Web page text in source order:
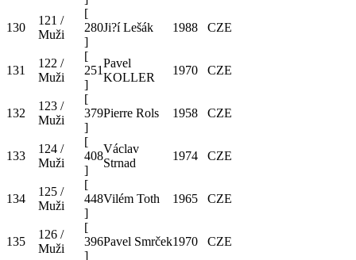
130
121 /
Muži
[
280
]
Ji?í Lešák 1988 CZE
131
122 /
Muži
[
251
]
Pavel
KOLLER
1970 CZE
132
123 /
Muži
[
379
]
Pierre Rols 1958 CZE
133
124 /
Muži
[
408
]
Václav
Strnad
1974 CZE
134
125 /
Muži
[
448
]
Vilém Toth 1965 CZE
135
126 /
Muži
[
396
]
Pavel Smrček1970 CZE